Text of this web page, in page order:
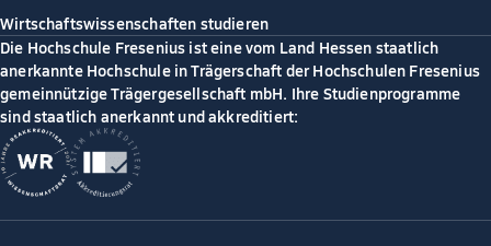
Wirtschaftswissenschaften studieren
Die Hochschule Fresenius ist eine vom Land Hessen staatlich
anerkannte Hochschule in Trägerschaft der Hochschulen Fresenius
gemeinnützige Trägergesellschaft mbH. Ihre Studienprogramme
sind staatlich anerkannt und akkreditiert: